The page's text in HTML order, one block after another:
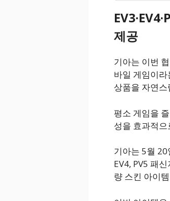
제공
기아는 이번
바일 게임이
상품을 자연
평소 게임을
성을 효과적
기아는 5월
EV4, PV5 패
량 스킨 아이